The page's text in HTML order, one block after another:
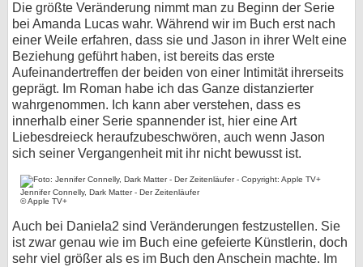
Die größte Veränderung nimmt man zu Beginn der Serie
bei Amanda Lucas wahr. Während wir im Buch erst nach
einer Weile erfahren, dass sie und Jason in ihrer Welt eine
Beziehung geführt haben, ist bereits das erste
Aufeinandertreffen der beiden von einer Intimität ihrerseits
geprägt. Im Roman habe ich das Ganze distanzierter
wahrgenommen. Ich kann aber verstehen, dass es
innerhalb einer Serie spannender ist, hier eine Art
Liebesdreieck heraufzubeschwören, auch wenn Jason
sich seiner Vergangenheit mit ihr nicht bewusst ist.
Jennifer Connelly, Dark Matter - Der Zeitenläufer
© Apple TV+
Auch bei Daniela2 sind Veränderungen festzustellen. Sie
ist zwar genau wie im Buch eine gefeierte Künstlerin, doch
sehr viel größer als es im Buch den Anschein machte. Im